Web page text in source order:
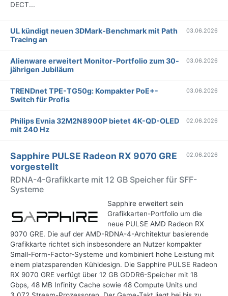
DECT...
UL kündigt neuen 3DMark-Benchmark mit Path
Tracing an
03.06.2026
Alienware erweitert Monitor-Portfolio zum 30-
jährigen Jubiläum
03.06.2026
TRENDnet TPE-TG50g: Kompakter PoE+-
Switch für Profis
03.06.2026
Philips Evnia 32M2N8900P bietet 4K-QD-OLED
mit 240 Hz
02.06.2026
02.06.2026
Sapphire PULSE Radeon RX 9070 GRE
vorgestellt
RDNA-4-Grafikkarte mit 12 GB Speicher für SFF-
Systeme
Sapphire erweitert sein
Grafikkarten-Portfolio um die
neue PULSE AMD Radeon RX
9070 GRE. Die auf der AMD-RDNA-4-Architektur basierende
Grafikkarte richtet sich insbesondere an Nutzer kompakter
Small-Form-Factor-Systeme und kombiniert hohe Leistung mit
einem platzsparenden Kühldesign. Die Sapphire PULSE Radeon
RX 9070 GRE verfügt über 12 GB GDDR6-Speicher mit 18
Gbps, 48 MB Infinity Cache sowie 48 Compute Units und